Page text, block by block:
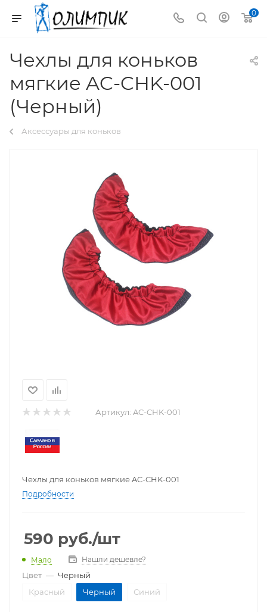
0
Чехлы для коньков
мягкие AC-CHK-001
(Черный)
Аксессуары для коньков
Артикул: AC-CHK-001
Чехлы для коньков мягкие AC-CHK-001
Подробности
590 руб./шт
Мало Нашли дешевле?
Цвет — Черный
Красный
Черный Синий